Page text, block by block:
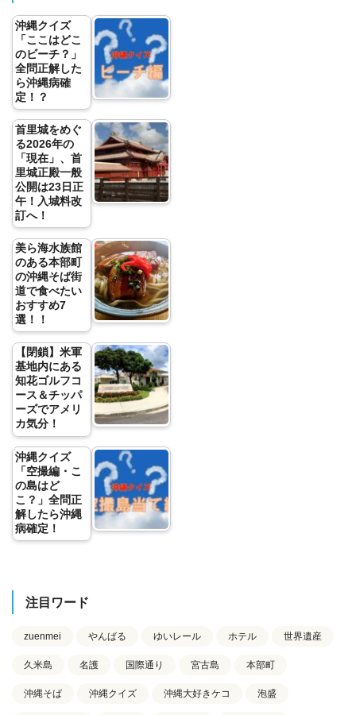
沖縄クイズ
「ここはどこ
のビーチ？」
全問正解した
ら沖縄病確
定！？
首里城をめぐ
る2026年の
「現在」、首
里城正殿一般
公開は23日正
午！入城料改
訂へ！
美ら海水族館
のある本部町
の沖縄そば街
道で食べたい
おすすめ7
選！！
【閉鎖】米軍
基地内にある
知花ゴルフコ
ース＆チッパ
ーズでアメリ
カ気分！
沖縄クイズ
「空撮編・こ
の島はど
こ？」全問正
解したら沖縄
病確定！
注目ワード
zuenmei やんばる ゆいレール ホテル 世界遺産
久米島 名護 国際通り 宮古島 本部町
沖縄そば 沖縄クイズ 沖縄大好きケコ 泡盛